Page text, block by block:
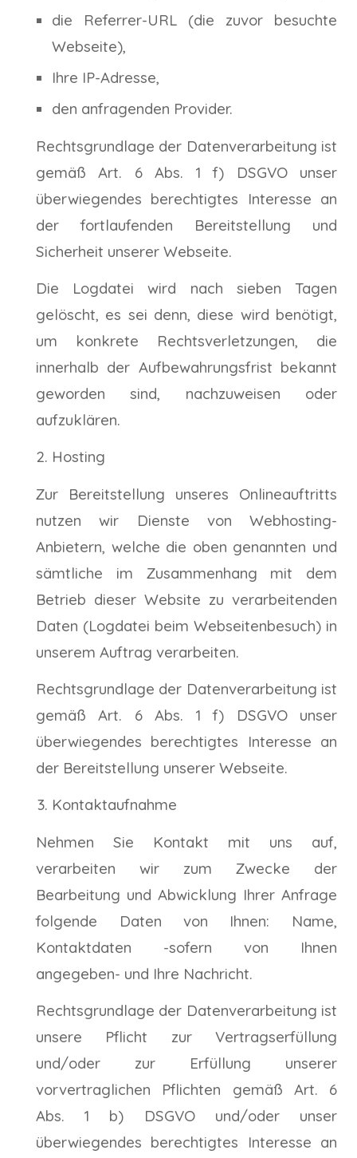
die Referrer-URL (die zuvor besuchte
Webseite),
Ihre IP-Adresse,
den anfragenden Provider.
Rechtsgrundlage der Datenverarbeitung ist
gemäß Art. 6 Abs. 1 f) DSGVO unser
überwiegendes berechtigtes Interesse an
der fortlaufenden Bereitstellung und
Sicherheit unserer Webseite.
Die Logdatei wird nach sieben Tagen
gelöscht, es sei denn, diese wird benötigt,
um konkrete Rechtsverletzungen, die
innerhalb der Aufbewahrungsfrist bekannt
geworden sind, nachzuweisen oder
aufzuklären.
Hosting
Zur Bereitstellung unseres Onlineauftritts
nutzen wir Dienste von Webhosting-
Anbietern, welche die oben genannten und
sämtliche im Zusammenhang mit dem
Betrieb dieser Website zu verarbeitenden
Daten (Logdatei beim Webseitenbesuch) in
unserem Auftrag verarbeiten.
Rechtsgrundlage der Datenverarbeitung ist
gemäß Art. 6 Abs. 1 f) DSGVO unser
überwiegendes berechtigtes Interesse an
der Bereitstellung unserer Webseite.
Kontaktaufnahme
Nehmen Sie Kontakt mit uns auf,
verarbeiten wir zum Zwecke der
Bearbeitung und Abwicklung Ihrer Anfrage
folgende Daten von Ihnen: Name,
Kontaktdaten -sofern von Ihnen
angegeben- und Ihre Nachricht.
Rechtsgrundlage der Datenverarbeitung ist
unsere Pflicht zur Vertragserfüllung
und/oder zur Erfüllung unserer
vorvertraglichen Pflichten gemäß Art. 6
Abs. 1 b) DSGVO und/oder unser
überwiegendes berechtigtes Interesse an